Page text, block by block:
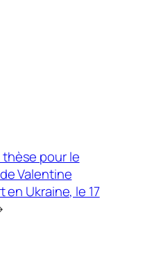
pour le
Valentine
en Ukraine, le 17